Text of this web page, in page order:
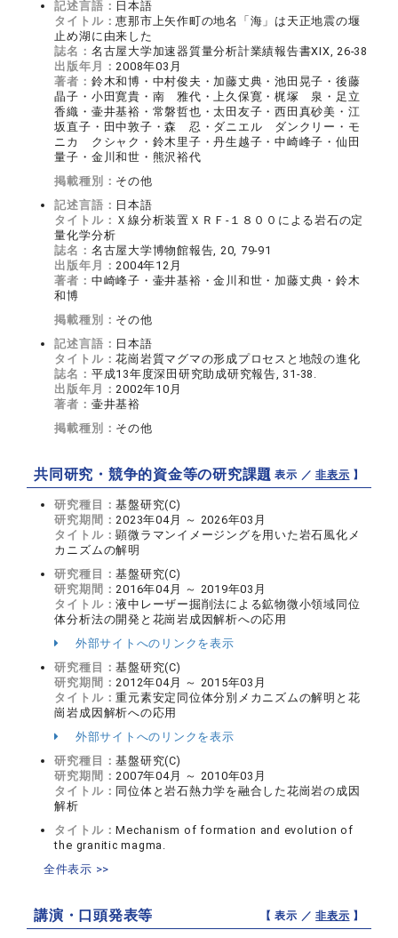
記述言語： 日本語
タイトル：恵那市上矢作町の地名「海」は天正地震の堰
止め湖に由来した
誌名： 名古屋大学加速器質量分析計業績報告書XIX, 26-38
出版年月：2008年03月
著者： 鈴木和博・中村俊夫・加藤丈典・池田晃子・後藤
晶子・小田寛貴・南 雅代・上久保寛・梶塚 泉・足立
香織・壷井基裕・常磐哲也・太田友子・西田真砂美・江
坂直子・田中敦子・森 忍・ダニエル ダンクリー・モ
ニカ クシャク・鈴木里子・丹生越子・中崎峰子・仙田
量子・金川和世・熊沢裕代
掲載種別： その他
記述言語： 日本語
タイトル： Ｘ線分析装置ＸＲＦ-１８００による岩石の定
量化学分析
誌名： 名古屋大学博物館報告, 20, 79-91
出版年月：2004年12月
著者： 中崎峰子・壷井基裕・金川和世・加藤丈典・鈴木
和博
掲載種別： その他
記述言語： 日本語
タイトル：花崗岩質マグマの形成プロセスと地殻の進化
誌名： 平成13年度深田研究助成研究報告, 31-38.
出版年月：2002年10月
著者： 壷井基裕
掲載種別： その他
共同研究・競争的資金等の研究課題【 表示 ／非表示 】
研究種目：基盤研究(C)
研究期間：2023年04月 ～ 2026年03月
タイトル：顕微ラマンイメージングを用いた岩石風化メ
カニズムの解明
研究種目：基盤研究(C)
研究期間：2016年04月 ～ 2019年03月
タイトル：液中レーザー掘削法による鉱物微小領域同位
体分析法の開発と花崗岩成因解析への応用
外部サイトへのリンクを表示
研究種目：基盤研究(C)
研究期間：2012年04月 ～ 2015年03月
タイトル：重元素安定同位体分別メカニズムの解明と花
崗岩成因解析への応用
外部サイトへのリンクを表示
研究種目：基盤研究(C)
研究期間：2007年04月 ～ 2010年03月
タイトル： 同位体と岩石熱力学を融合した花崗岩の成因
解析
タイトル：Mechanism of formation and evolution of
the granitic magma.
全件表示 >>
講演・口頭発表等 【 表示 ／非表示 】